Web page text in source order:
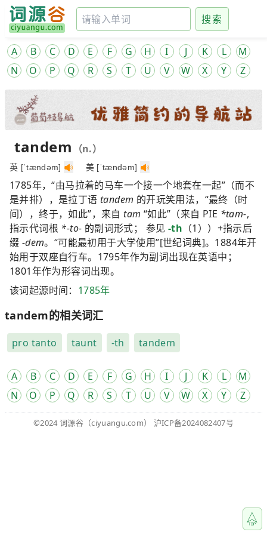
搜索
A B C D E F G H I J K L
M
N
O P Q R S T U V W X Y Z
tandem （n.）
英 [ˈtændəm] 美 [ˈtændəm]
1785年，“由马拉着的马车一个接一个地套在一起”（而不
是并排），是拉丁语 tandem 的开玩笑用法，“最终（时
间），终于，如此”，来自 tam “如此”（来自 PIE *tam-,
指示代词根 *-to- 的副词形式； 参见 -th （1））+指示后
缀 -dem。“可能最初用于大学使用”[世纪词典]。1884年开
始用于双座自行车。1795年作为副词出现在英语中；
1801年作为形容词出现。
该词起源时间： 1785年
tandem的相关词汇
pro tanto taunt -th tandem
A B C D E F G H I J K L
M
N
O P Q R S T U V W X Y Z
©2024 词源谷 （ciyuangu.com） 沪ICP备2024082407号